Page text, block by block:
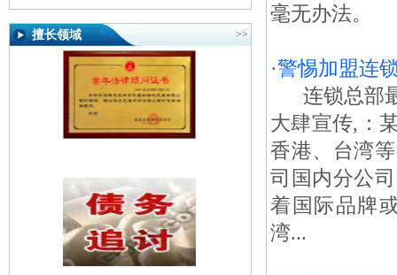
擅长领域 >>
毫无办法。
·警惕加盟连
连锁总部最
大肆宣传,：
香港、台湾
司国内分公
着国际品牌
湾...